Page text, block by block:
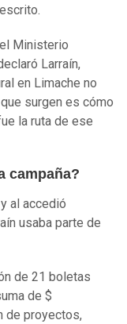
Ministerio
Larraín,
en Limache no
surgen es cómo
la ruta de ese
campaña?
al accedió
usaba parte de
de 21 boletas
de $
de proyectos,